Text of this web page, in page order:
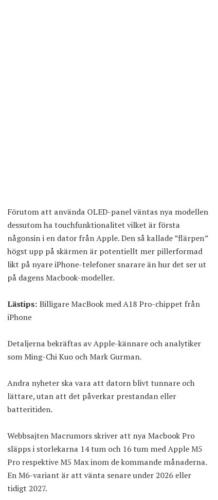
Förutom att använda OLED-panel väntas nya modellen
dessutom ha touchfunktionalitet vilket är första
någonsin i en dator frånApple. Den så kallade ”flärpen”
högst upp på skärmen är potentiellt mer pillerformad
likt på nyareiPhone-telefoner snarare än hur det ser ut
på dagens Macbook-modeller.
Lästips: Billigare MacBook med A18 Pro-chippet från
iPhone
Detaljerna bekräftas av Apple-kännare och analytiker
som Ming-Chi Kuo och Mark Gurman.
Andra nyheter ska vara att datorn blivt tunnare och
lättare, utan att det påverkar prestandan eller
batteritiden.
WebbsajtenMacrumors skriver att nya Macbook Pro
släpps i storlekarna 14 tum och 16 tum med Apple M5
Pro respektive M5 Max inom de kommande månaderna.
En M6-variant är att vänta senare under 2026 eller
tidigt 2027.